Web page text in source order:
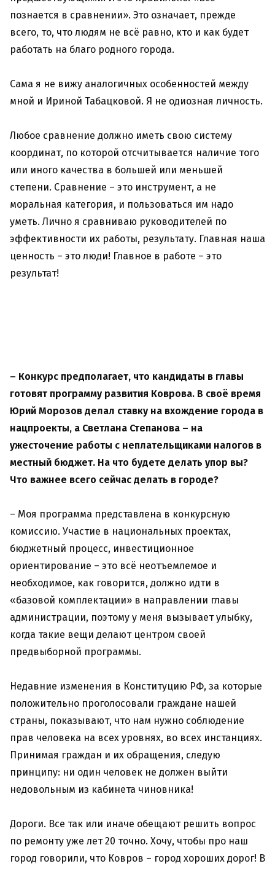
познается в сравнении». Это означает, прежде
всего, то, что людям не всё равно, кто и как будет
работать на благо родного города.
Сама я не вижу аналогичных особенностей между
мной и Ириной Табацковой. Я не одиозная личность.
Любое сравнение должно иметь свою систему
координат, по которой отсчитывается наличие того
или иного качества в большей или меньшей
степени. Сравнение – это инструмент, а не
моральная категория, и пользоваться им надо
уметь. Лично я сравниваю руководителей по
эффективности их работы, результату. Главная наша
ценность – это люди! Главное в работе – это
результат!
– Конкурс предполагает, что кандидаты в главы
готовят программу развития Коврова. В своё время
Юрий Морозов делал ставку на вхождение города в
нацпроекты, а Светлана Степанова – на
ужесточение работы с неплательщиками налогов в
местный бюджет. На что будете делать упор вы?
Что важнее всего сейчас делать в городе?
– Моя программа представлена в конкурсную
комиссию. Участие в национальных проектах,
бюджетный процесс, инвестиционное
ориентирование – это всё неотъемлемое и
необходимое, как говорится, должно идти в
«базовой комплектации» в направлении главы
администрации, поэтому у меня вызывает улыбку,
когда такие вещи делают центром своей
предвыборной программы.
Недавние изменения в Конституцию РФ, за которые
положительно проголосовали граждане нашей
страны, показывают, что нам нужно соблюдение
прав человека на всех уровнях, во всех инстанциях.
Принимая граждан и их обращения, следую
принципу: ни один человек не должен выйти
недовольным из кабинета чиновника!
Дороги. Все так или иначе обещают решить вопрос
по ремонту уже лет 20 точно. Хочу, чтобы про наш
город говорили, что Ковров – город хороших дорог! В